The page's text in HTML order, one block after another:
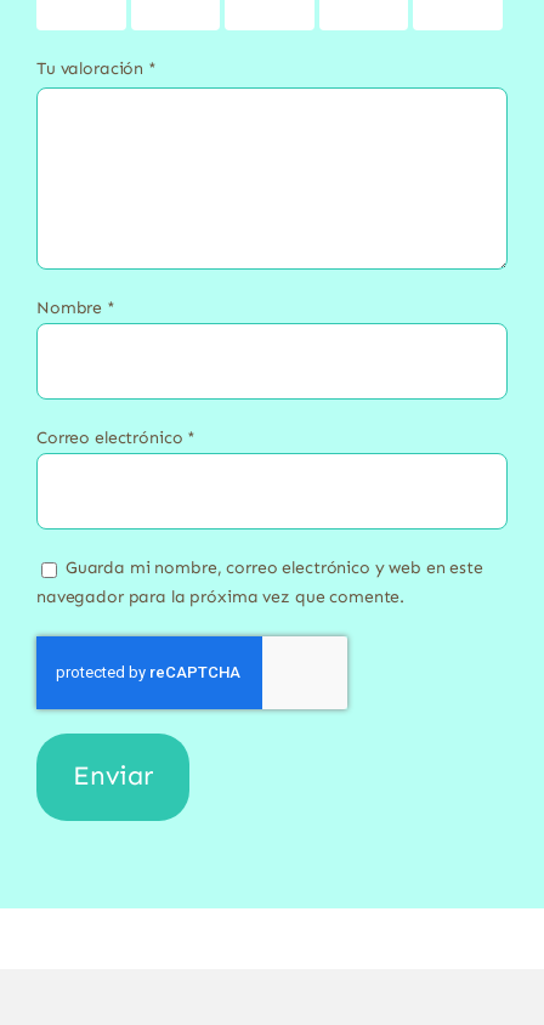
Tu valoración *
Nombre *
Correo electrónico *
Guarda mi nombre, correo electrónico y web en este
navegador para la próxima vez que comente.